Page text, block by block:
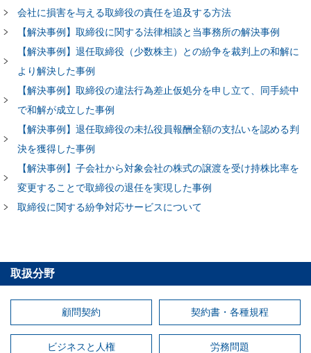
会社に損害を与える取締役の責任を追及する方法
【解決事例】取締役に関する法律相談と当事務所の解決事例
【解決事例】退任取締役（少数株主）との紛争を裁判上の和解に
より解決した事例
【解決事例】取締役の違法行為差止仮処分を申し立て、同手続中
で和解が成立した事例
【解決事例】退任取締役の未払役員報酬全額の支払いを認める判
決を獲得した事例
【解決事例】子会社から対象会社の株式の譲渡を受け持株比率を
変更することで取締役の退任を実現した事例
取締役に関する紛争対応サービスについて
取扱分野
顧問契約 契約書・各種規程
ビジネスと人権 労務問題